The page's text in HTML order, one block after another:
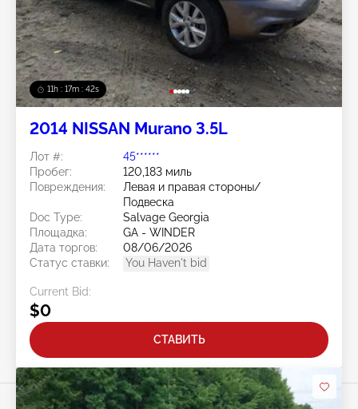
11h : 17m : 40s
2014 NISSAN Murano 3.5L
Лот #:
45******
Пробег:
120,183 миль
Повреждения:
Левая и правая стороны/
Подвеска
Doc Type:
Salvage Georgia
Площадка:
GA - WINDER
Дата торгов:
08/06/2026
Статус ставки:
You Haven't bid
Current Bid:
$0
СТАВИТЬ